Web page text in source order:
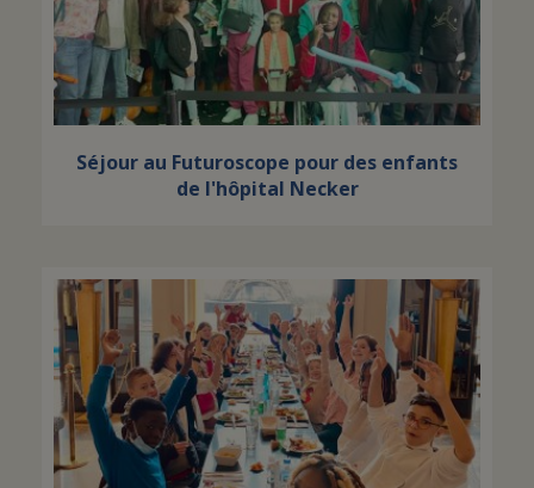
Séjour au Futuroscope pour des enfants
de l'hôpital Necker